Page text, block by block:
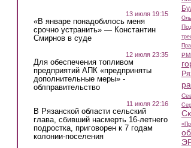
13 июля 19:15
«В январе понадобилось меня
срочно устранить» — Константин
Смирнов в суде
12 июля 23:35
Для обеспечения топливом
предприятий АПК «предприняты
дополнительные меры» -
облправительство
11 июля 22:16
В Рязанской области сельский
глава, сбивший насмерть 16-летнего
подростка, приговорен к 7 годам
колонии-поселения